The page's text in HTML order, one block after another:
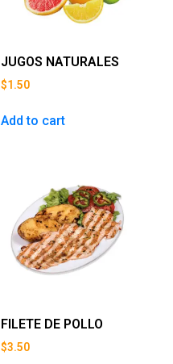
JUGOS NATURALES
$1.50
Add to cart
FILETE DE POLLO
$3.50